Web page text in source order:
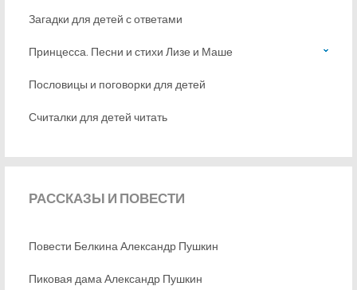
Загадки для детей с ответами
Принцесса. Песни и стихи Лизе и Маше
Пословицы и поговорки для детей
Считалки для детей читать
РАССКАЗЫ И ПОВЕСТИ
Повести Белкина Александр Пушкин
Пиковая дама Александр Пушкин